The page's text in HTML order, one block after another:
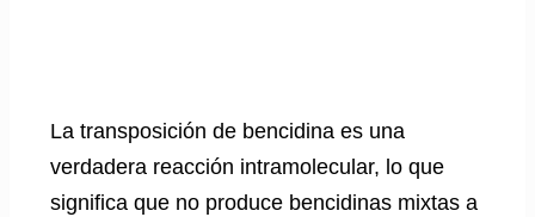
La transposición de bencidina es una
verdadera reacción intramolecular, lo que
significa que no produce bencidinas mixtas a